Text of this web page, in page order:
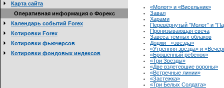
Карта сайта
Оперативная информация о Форекс
Календарь событий Forex
Котировки Forex
Котировки фьючерсов
Котировки фондовых индексов
«Молот» и «Висельник»
Завал
Харами
Перевёрнутый "Молот" и
Пронизывающая свеча
Завеса тёмных облаков
Доджи - «звезда»
«Утренняя звезда» и
«Брошенный ребенок»
«Три Звезды»
«Две взлетевшие вороны»
«Встречные линии»
«Застежка»
«Три Белых Солдата»